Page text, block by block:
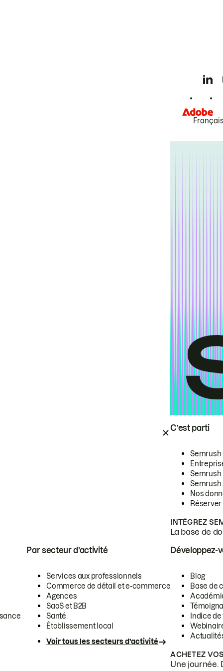
C’est parti
Semrush
Semrush
Semrush
Nos
INTÉGREZ
La base de
Par secteur d’activité
Services aux professionnels
Commerce de détail et e-commerce
Agences
SaaS et B2B
Santé
Établissement local
Voir tous les secteurs d’activité
Développez-
Blog
Base de
Indice
ACHETEZ
Une journée.